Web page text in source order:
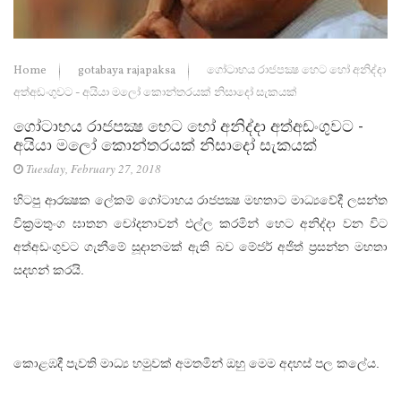
Home gotabaya rajapaksa
ගෝටාභය රාජපක්‍ෂ හෙට හෝ අනිද්දා
අත්අඩංගුවට - අයියා මලෝ කොන්තරයක් නිසාදෝ සැකයක්
ගෝටාභය රාජපක්‍ෂ හෙට හෝ අනිද්දා අත්අඩංගුවට -
අයියා මලෝ කොන්තරයක් නිසාදෝ සැකයක්
Tuesday, February 27, 2018
හිටපු ආරක්‍ෂක ලේකම් ගෝටාභය රාජපක්‍ෂ මහතාට මාධ්‍යවේදී ලසන්ත
වික‍්‍රමතුංග ඝාතන චෝදනාවන් එල්ල කරමින් හෙට අනිද්දා වන විට
අත්අඩංගුවට ගැනීමේ සූදානමක් ඇති බව මේජර් අජිත් ප‍්‍රසන්න මහතා
සදහන් කරයි.
කොළඹදී පැවති මාධ්‍ය හමුවක් අමතමින් ඔහු මෙම අදහස් පල කලේය.